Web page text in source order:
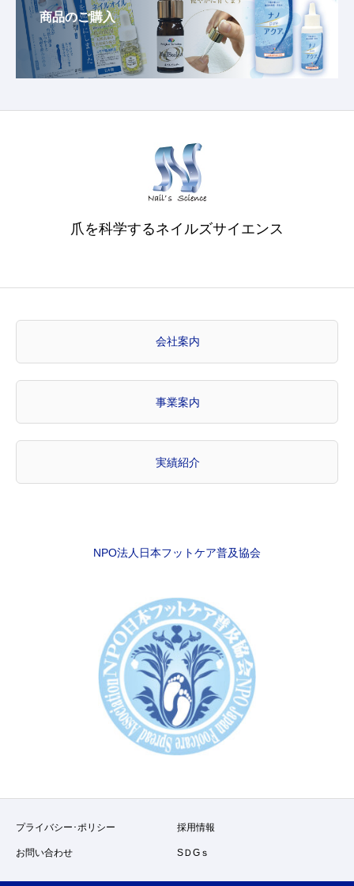
商品のご購入
爪を科学するネイルズサイエンス
会社案内
事業案内
実績紹介
NPO法人日本フットケア普及協会
プライバシー･ポリシー 採用情報
お問い合わせ SＤGｓ